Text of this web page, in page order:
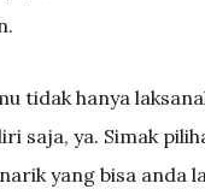
tidak hanya
saja, ya. Simak
yang bisa anda